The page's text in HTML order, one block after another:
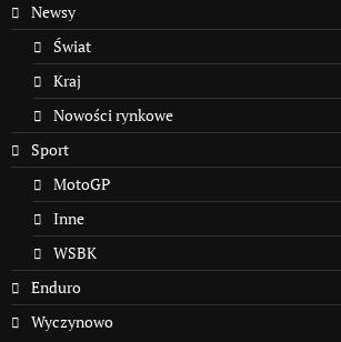
Newsy
Świat
Kraj
Nowości rynkowe
Sport
MotoGP
Inne
WSBK
Enduro
Wyczynowo